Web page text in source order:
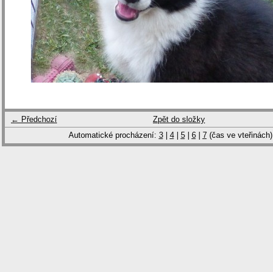
← Předchozí
Zpět do složky
Automatické procházení: 3| 4| 5| 6| 7(čas ve vteřinách)